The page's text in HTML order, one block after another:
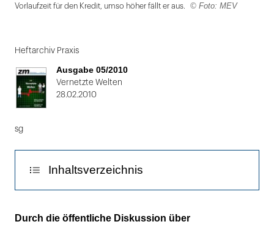
Vorlaufzeit für den Kredit, umso höher fällt er aus.
© Foto: MEV
1
von
Heftarchiv Praxis
Ausgabe 05/2010
Vernetzte Welten
28.02.2010
sg
Inhaltsverzeichnis
Vergleichen lohnt sich
Durch die öffentliche Diskussion über